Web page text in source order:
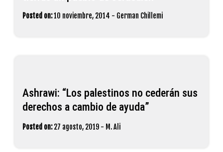
Posted on:10 noviembre, 2014 - German Chillemi
Ashrawi: “Los palestinos no cederán sus
derechos a cambio de ayuda”
Posted on: 27 agosto, 2019 - M. Ali